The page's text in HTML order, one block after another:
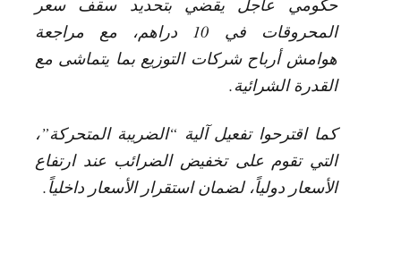
حكومي عاجل يقضي بتحديد سقف سعر
المحروقات في 10 دراهم، مع مراجعة
هوامش أرباح شركات التوزيع بما يتماشى مع
القدرة الشرائية.
كما اقترحوا تفعيل آلية “الضريبة المتحركة”،
التي تقوم على تخفيض الضرائب عند ارتفاع
الأسعار دولياً، لضمان استقرار الأسعار داخلياً.